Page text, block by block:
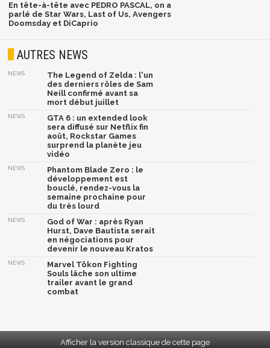
En tête-à-tête avec PEDRO PASCAL, on a
parlé de Star Wars, Last of Us, Avengers
Doomsday et DiCaprio
AUTRES NEWS
NEWS
The Legend of Zelda : l'un
des derniers rôles de Sam
Neill confirmé avant sa
mort début juillet
NEWS
GTA 6 : un extended look
sera diffusé sur Netflix fin
août, Rockstar Games
surprend la planète jeu
vidéo
NEWS
Phantom Blade Zero : le
développement est
bouclé, rendez-vous la
semaine prochaine pour
du très lourd
NEWS
God of War : après Ryan
Hurst, Dave Bautista serait
en négociations pour
devenir le nouveau Kratos
NEWS
Marvel Tōkon Fighting
Souls lâche son ultime
trailer avant le grand
combat
Afficher la version classique de cette page